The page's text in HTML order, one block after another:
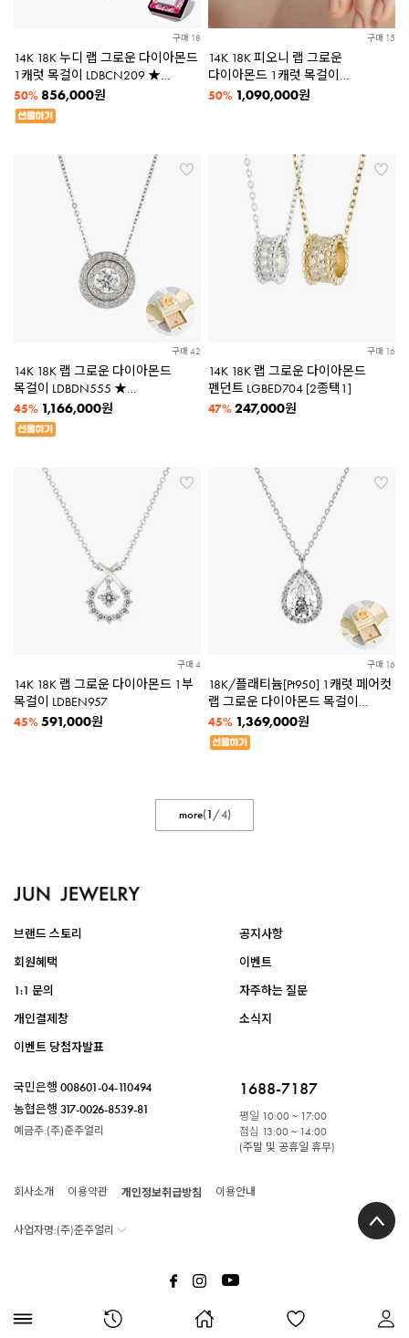
구매 18
14K 18K 누디 랩 그로운 다이아몬드
1캐럿 목걸이 LDBCN209 ★
플라워패키지증정★
50% 856,000원
구매 15
14K 18K 피오니 랩 그로운
다이아몬드 1캐럿 목걸이
LDBCN187
50% 1,090,000원
구매 42
14K 18K 랩 그로운 다이아몬드
목걸이 LDBDN555 ★
로즈케이스증정★
45% 1,166,000원
구매 16
14K 18K 랩 그로운 다이아몬드
펜던트 LGBED704 [2종택1]
47% 247,000원
구매 4
14K 18K 랩 그로운 다이아몬드 1부
목걸이 LDBEN957
45% 591,000원
구매 16
18K/플래티늄[Pt950] 1캐럿 페어컷
랩 그로운 다이아몬드 목걸이
VPBEN852 [2종택1]★로즈케이스
증정★
45% 1,369,000원
more(1/4)
브랜드 스토리
공지사항
회원혜택
이벤트
1:1 문의
자주하는 질문
개인결제창
소식지
이벤트 당첨자발표
국민은행 008601-04-110494
농협은행 317-0026-8539-81
예금주:(주)준주얼리
1688-7187
평일 10:00 ~ 17:00
점심 13:00 ~ 14:00
(주말 및 공휴일 휴무)
회사소개 이용약관 개인정보취급방침 이용안내
사업자명:(주)준주얼리
APP 다운